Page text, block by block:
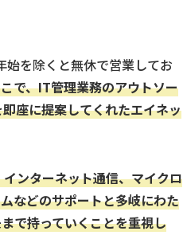
を除くと無休で営業してお
で、IT管理業務のアウトソー
座に提案してくれたエイネッ
ンターネット通信、マイクロ
などのサポートと多岐にわた
で持っていくことを重視し